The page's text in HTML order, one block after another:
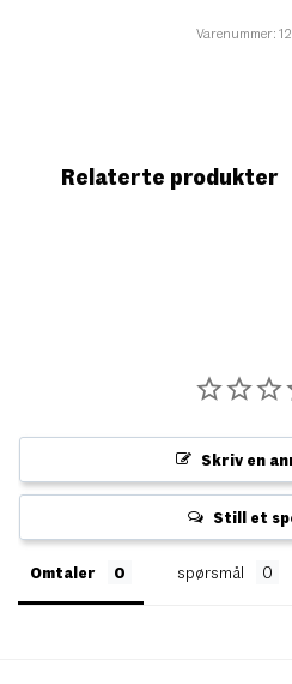
Varenummer:
Relaterte produkter
Skriv en
Still et
Omtaler spørsmål